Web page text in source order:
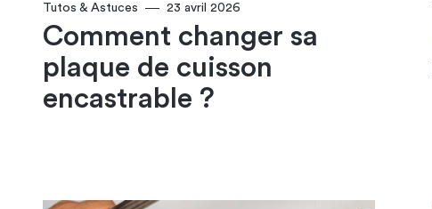
Tutos & Astuces 23 avril 2026
Comment changer sa
plaque de cuisson
encastrable​ ?